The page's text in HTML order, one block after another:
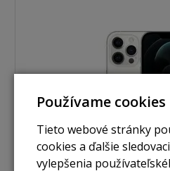
Používame cookies
Tieto webové stránky
cookies a ďalšie
vylepšenia